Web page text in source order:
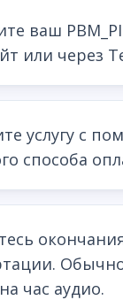
ваш
или через
услугу с
способа
час аудио.